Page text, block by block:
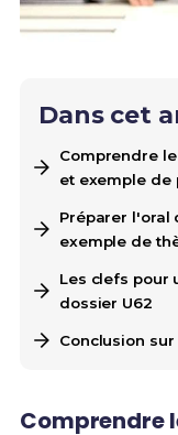
Dans cet
Comprendre
et exemple de
Préparer l'oral
exemple de
Les clefs pour
dossier U62
Conclusion
Comprendre